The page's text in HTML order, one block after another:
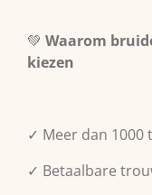
💚 Waarom
kiezen
✓ Meer dan
✓ Betaalbare